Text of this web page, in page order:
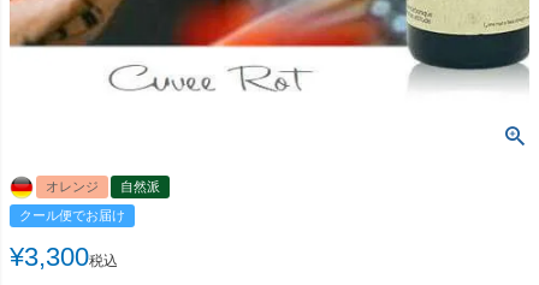
オレンジ
自然派
クール便でお届け
¥3,300税込